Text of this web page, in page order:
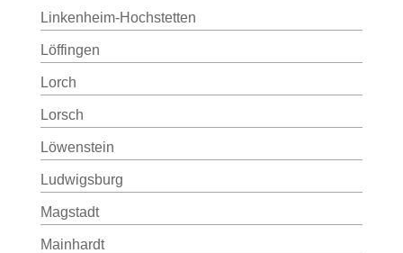
Linkenheim-Hochstetten
Löffingen
Lorch
Lorsch
Löwenstein
Ludwigsburg
Magstadt
Mainhardt